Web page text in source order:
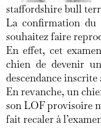
staffordshire bull
La confirmation du
souhaitez faire
En effet, cet
chien de devenir
descendance
En revanche, un
son LOF provisoire
fait recaler à